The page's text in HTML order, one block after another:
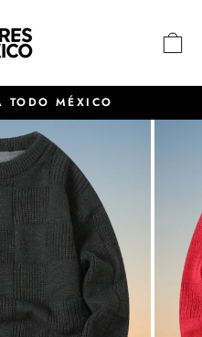
TODO MÉXICO